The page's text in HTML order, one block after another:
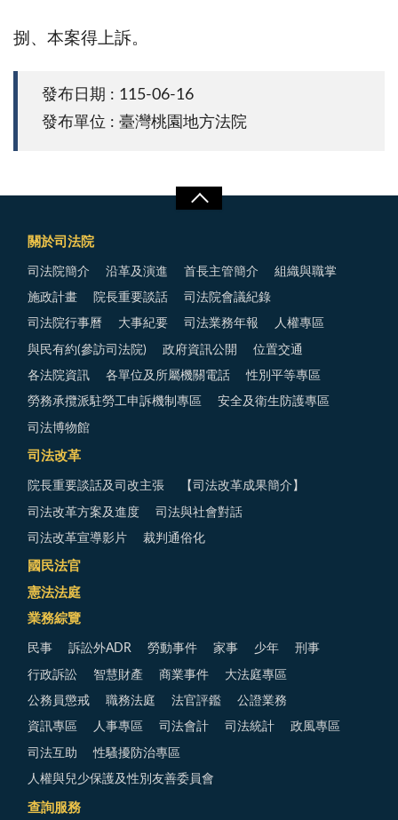
捌、本案得上訴。
發布日期 : 115-06-16
發布單位 : 臺灣桃園地方法院
關於司法院
司法院簡介 沿革及演進 首長主管簡介 組織與職掌
施政計畫 院長重要談話 司法院會議紀錄
司法院行事曆 大事紀要 司法業務年報 人權專區
與民有約(參訪司法院) 政府資訊公開 位置交通
各法院資訊 各單位及所屬機關電話 性別平等專區
勞務承攬派駐勞工申訴機制專區 安全及衛生防護專區
司法博物館
司法改革
院長重要談話及司改主張 【司法改革成果簡介】
司法改革方案及進度 司法與社會對話
司法改革宣導影片 裁判通俗化
國民法官
憲法法庭
業務綜覽
民事 訴訟外ADR 勞動事件 家事 少年 刑事
行政訴訟 智慧財產 商業事件 大法庭專區
公務員懲戒 職務法庭 法官評鑑 公證業務
資訊專區 人事專區 司法會計 司法統計 政風專區
司法互助 性騷擾防治專區
人權與兒少保護及性別友善委員會
查詢服務